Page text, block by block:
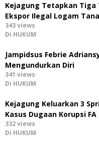
Kejagung Tetapkan Tiga
Ekspor Ilegal Logam
343 views
Di HUKUM
Jampidsus Febrie
Mengundurkan Diri
341 views
Di HUKUM
Kejagung Keluarkan 3
Kasus Dugaan Korupsi FA
332 views
Di HUKUM